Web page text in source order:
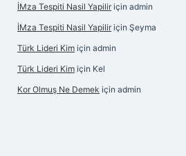
İMza Tespiti Nasil Yapilir için admin
İMza Tespiti Nasil Yapilir için Şeyma
Türk Lideri Kim için admin
Türk Lideri Kim için Kel
Kor Olmuş Ne Demek için admin